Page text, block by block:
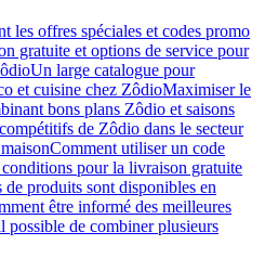
les offres spéciales et codes promo
gratuite et options de service pour
Un large catalogue pour
et cuisine chez ZôdioMaximiser le
bons plans Zôdio et saisons
de Zôdio dans le secteur
Comment utiliser un code
pour la livraison gratuite
de produits sont disponibles en
être informé des meilleures
possible de combiner plusieurs